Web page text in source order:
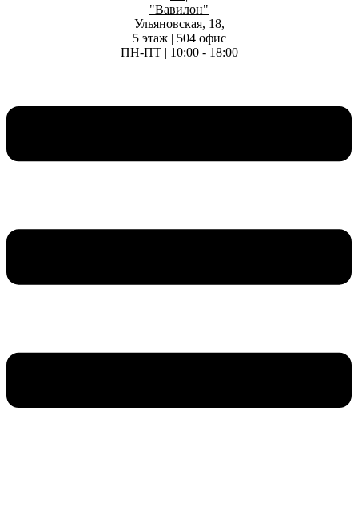
"Вавилон"
Ульяновская, 18,
5 этаж | 504 офис
ПН-ПТ | 10:00 - 18:00